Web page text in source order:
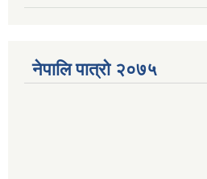
नेपालि पात्रो २०७५